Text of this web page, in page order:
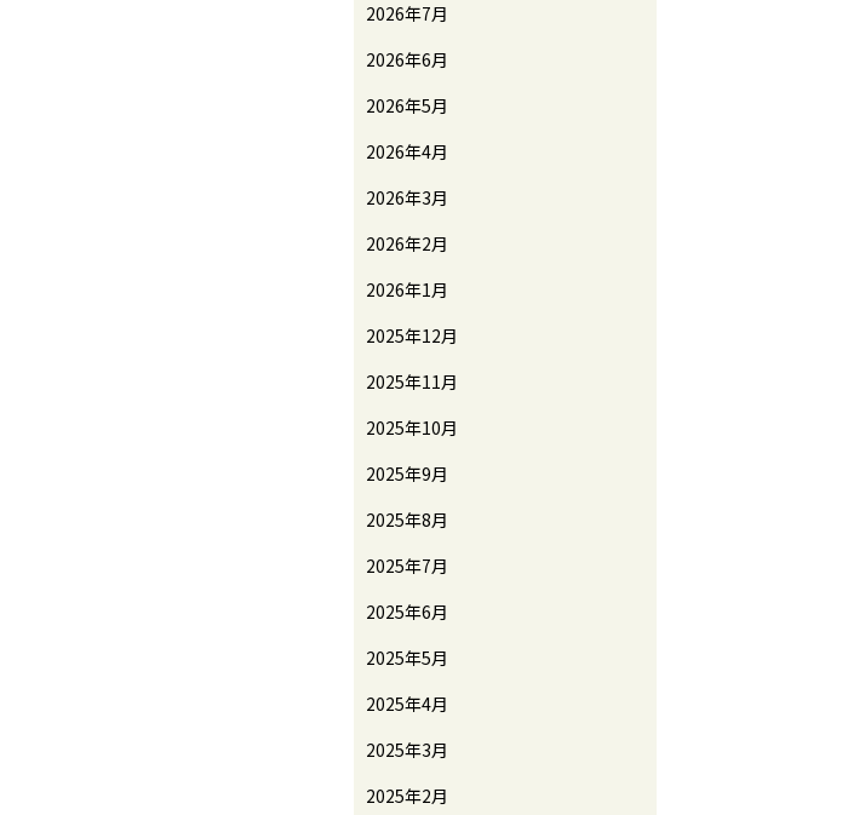
2026年7月
2026年6月
2026年5月
2026年4月
2026年3月
2026年2月
2026年1月
2025年12月
2025年11月
2025年10月
2025年9月
2025年8月
2025年7月
2025年6月
2025年5月
2025年4月
2025年3月
2025年2月